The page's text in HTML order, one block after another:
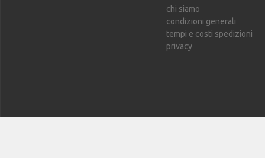
chi siamo
condizioni generali
tempi e costi spedizioni
privacy